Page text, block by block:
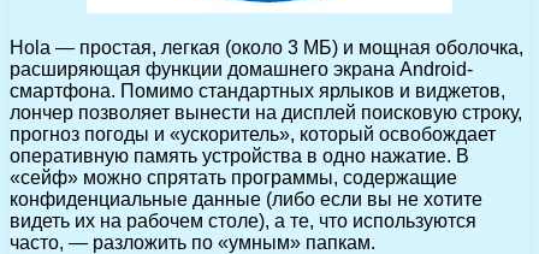
Hola — простая, легкая (около 3 МБ) и мощная оболочка,
расширяющая функции домашнего экрана Android-
смартфона. Помимо стандартных ярлыков и виджетов,
лончер позволяет вынести на дисплей поисковую строку,
прогноз погоды и «ускоритель», который освобождает
оперативную память устройства в одно нажатие. В
«сейф» можно спрятать программы, содержащие
конфиденциальные данные (либо если вы не хотите
видеть их на рабочем столе), а те, что используются
часто, — разложить по «умным» папкам.